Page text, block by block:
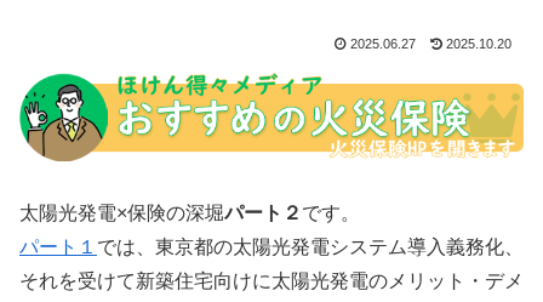
2025.06.27 2025.10.20
太陽光発電×保険の深堀パート２ です。
パート１ では、東京都の太陽光発電システム導入義務化、
それを受けて新築住宅向けに太陽光発電のメリット・デメ